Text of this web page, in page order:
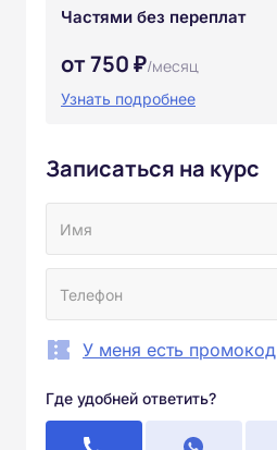
Частями без переплат
от 750 ₽/месяц
Узнать подробнее
Записаться на курс
У меня есть промокод
Где удобней ответить?